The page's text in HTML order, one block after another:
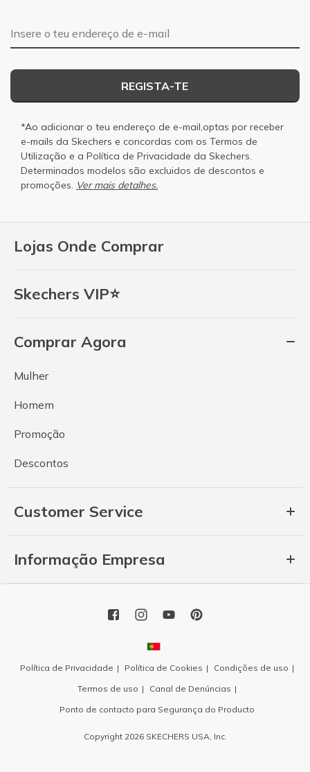
Lojas Onde Comprar
Skechers VIP⭐
Comprar Agora
Mulher
Homem
Promoção
Descontos
Customer Service
Informação Empresa
Endereço de e-mail
REGISTA-TE
*Ao adicionar o teu endereço de e-mail,optas por receber
e-mails da Skechers e concordas com os Termos de
Utilização e a Política de Privacidade da Skechers.
Determinados modelos são excluidos de descontos e
promoções. Ver mais detalhes.
Política de Privacidade Política de Cookies
Condições de uso
Termos de uso
Canal de Denúncias
Ponto de contacto para Segurança do Producto
Copyright 2026 SKECHERS USA, Inc.